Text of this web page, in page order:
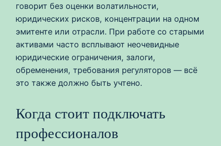
говорит без оценки волатильности,
юридических рисков, концентрации на одном
эмитенте или отрасли. При работе со старыми
активами часто всплывают неочевидные
юридические ограничения, залоги,
обременения, требования регуляторов — всё
это также должно быть учтено.
Когда стоит подключать
профессионалов